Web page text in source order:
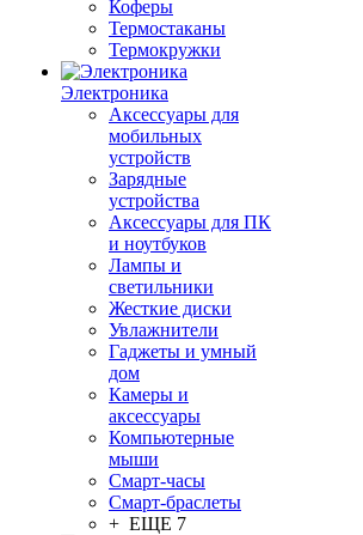
Коферы
Термостаканы
Термокружки
Электроника
Аксессуары для
мобильных
устройств
Зарядные
устройства
Аксессуары для ПК
и ноутбуков
Лампы и
светильники
Жесткие диски
Увлажнители
Гаджеты и умный
дом
Камеры и
аксессуары
Компьютерные
мыши
Смарт-часы
Смарт-браслеты
+ ЕЩЕ 7